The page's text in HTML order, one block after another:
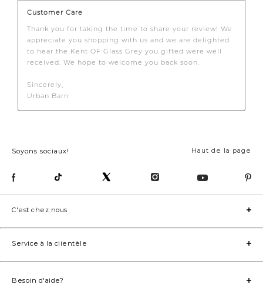
Haut de la page
Soyons sociaux!
C'est chez nous
Service à la clientèle
Besoin d'aide?